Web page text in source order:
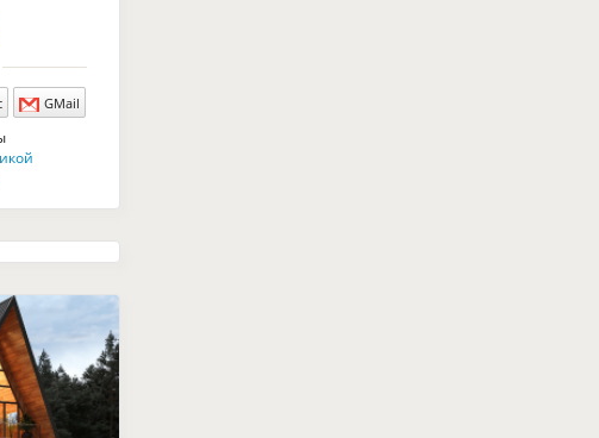
GMail